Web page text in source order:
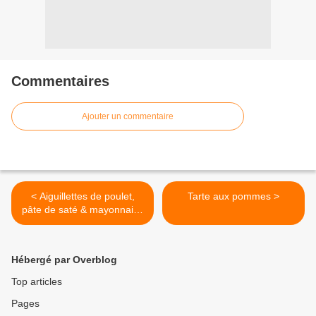
Commentaires
Ajouter un commentaire
< Aiguillettes de poulet,
pâte de saté & mayonnaise
à l'harissa
Tarte aux pommes >
Hébergé par Overblog
Top articles
Pages